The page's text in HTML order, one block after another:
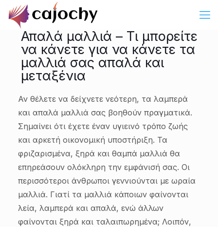
Απαλά μαλλιά – Τι μπορείτε
να κάνετε για να κάνετε τα
μαλλιά σας απαλά και
μεταξένια
Αν θέλετε να δείχνετε νεότερη, τα λαμπερά
και απαλά μαλλιά σας βοηθούν πραγματικά.
Σημαίνει ότι έχετε έναν υγιεινό τρόπο ζωής
και αρκετή οικονομική υποστήριξη. Τα
φριζαρισμένα, ξηρά και θαμπά μαλλιά θα
επηρεάσουν ολόκληρη την εμφάνισή σας. Οι
περισσότεροι άνθρωποι γεννιούνται με ωραία
μαλλιά. Γιατί τα μαλλιά κάποιων φαίνονται
λεία, λαμπερά και απαλά, ενώ άλλων
φαίνονται ξηρά και ταλαιπωρημένα; Λοιπόν,